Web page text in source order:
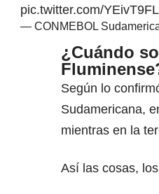
pic.twitter.com/
— CONMEBOL
¿Cuándo
Según lo
Sudamericana,
mientras en la
Así las cosas,